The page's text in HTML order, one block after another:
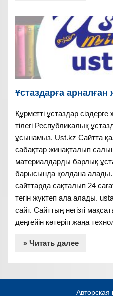
Ұстаздарға арналған
Құрметті ұстаздар
тілегі Республикалық
ұсынамыз. Ust.kz Сайтта
сабақтар жинақталып
материалдарды барлық
барысында қолдана алады.
сайттарда сақталып 24
тегін жүктеп ала алады.
сайт. Сайттың негізгі
деңгейін көтеріп жаңа
» Читать далее